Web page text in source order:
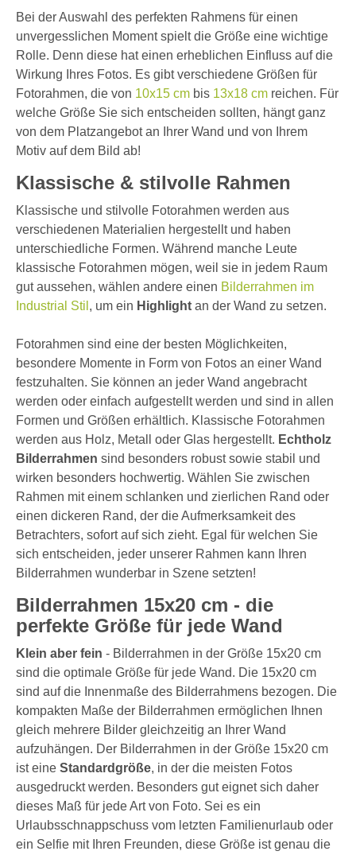
Bei der Auswahl des perfekten Rahmens für einen
unvergesslichen Moment spielt die Größe eine wichtige
Rolle. Denn diese hat einen erheblichen Einfluss auf die
Wirkung Ihres Fotos. Es gibt verschiedene Größen für
Fotorahmen, die von 10x15 cm bis 13x18 cm reichen. Für
welche Größe Sie sich entscheiden sollten, hängt ganz
von dem Platzangebot an Ihrer Wand und von Ihrem
Motiv auf dem Bild ab!
Klassische & stilvolle Rahmen
Klassische und stilvolle Fotorahmen werden aus
verschiedenen Materialien hergestellt und haben
unterschiedliche Formen. Während manche Leute
klassische Fotorahmen mögen, weil sie in jedem Raum
gut aussehen, wählen andere einen Bilderrahmen im
Industrial Stil , um ein Highlight an der Wand zu setzen.
Fotorahmen sind eine der besten Möglichkeiten,
besondere Momente in Form von Fotos an einer Wand
festzuhalten. Sie können an jeder Wand angebracht
werden oder einfach aufgestellt werden und sind in allen
Formen und Größen erhältlich. Klassische Fotorahmen
werden aus Holz, Metall oder Glas hergestellt. Echtholz
Bilderrahmen sind besonders robust sowie stabil und
wirken besonders hochwertig. Wählen Sie zwischen
Rahmen mit einem schlanken und zierlichen Rand oder
einen dickeren Rand, der die Aufmerksamkeit des
Betrachters, sofort auf sich zieht. Egal für welchen Sie
sich entscheiden, jeder unserer Rahmen kann Ihren
Bilderrahmen wunderbar in Szene setzten!
Bilderrahmen 15x20 cm - die
perfekte Größe für jede Wand
Klein aber fein - Bilderrahmen in der Größe 15x20 cm
sind die optimale Größe für jede Wand. Die 15x20 cm
sind auf die Innenmaße des Bilderrahmens bezogen. Die
kompakten Maße der Bilderrahmen ermöglichen Ihnen
gleich mehrere Bilder gleichzeitig an Ihrer Wand
aufzuhängen. Der Bilderrahmen in der Größe 15x20 cm
ist eine Standardgröße, in der die meisten Fotos
ausgedruckt werden. Besonders gut eignet sich daher
dieses Maß für jede Art von Foto. Sei es ein
Urlaubsschnappschuss vom letzten Familienurlaub oder
ein Selfie mit Ihren Freunden, diese Größe ist genau die